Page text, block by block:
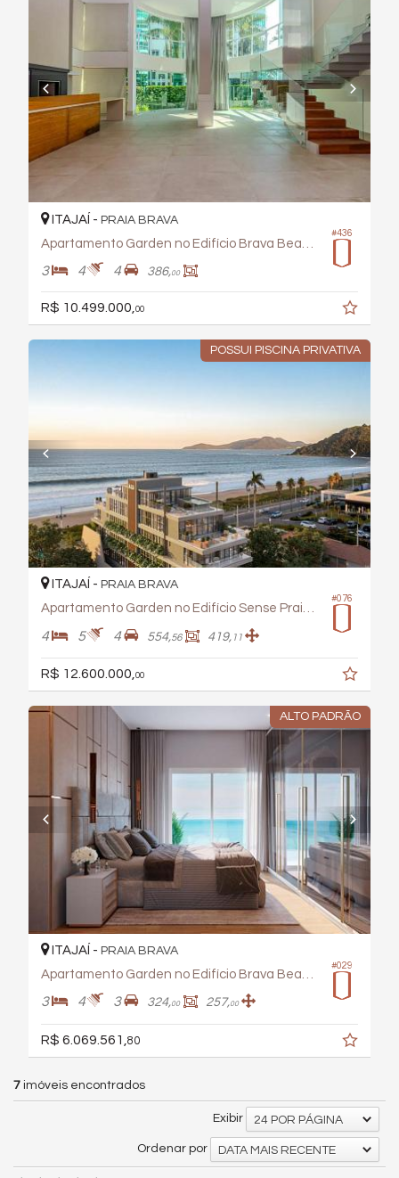
#436
ITAJAÍ - PRAIA BRAVA
3 4 4 386,00
R$ 10.499.000, 00
POSSUI PISCINA PRIVATIVA
#076
ITAJAÍ - PRAIA BRAVA
Apartamento Garden no Edifício Sense Praia Brava
4 5 4 554,56 419, 11
R$ 12.600.000, 00
ALTO PADRÃO
#029
ITAJAÍ - PRAIA BRAVA
Apartamento Garden no Edifício Brava Beach- Reserva Figueira
3 4 3 324,00 257,00
R$ 6.069.561,80
7 imóveis encontrados
Exibir 24 POR PÁGINA
Ordenar por DATA MAIS RECENTE